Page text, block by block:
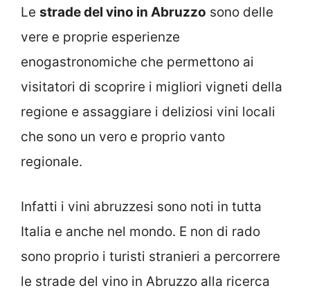
Le strade del vino in Abruzzo sono delle
vere e proprie esperienze
enogastronomiche che permettono ai
visitatori di scoprire i migliori vigneti della
regione e assaggiare i deliziosi vini locali
che sono un vero e proprio vanto
regionale.
Infatti i vini abruzzesi sono noti in tutta
Italia e anche nel mondo. E non di rado
sono proprio i turisti stranieri a percorrere
le strade del vino in Abruzzo alla ricerca